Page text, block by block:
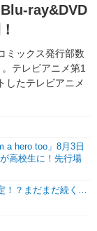
イベント
コスプレ
新帝スタ
ラジオray&DVD
ミックス発行部数
テレビアニメ第1
したテレビアニメ
a hero too」8月3日
高校生に！先行場
！？まだまだ続く…